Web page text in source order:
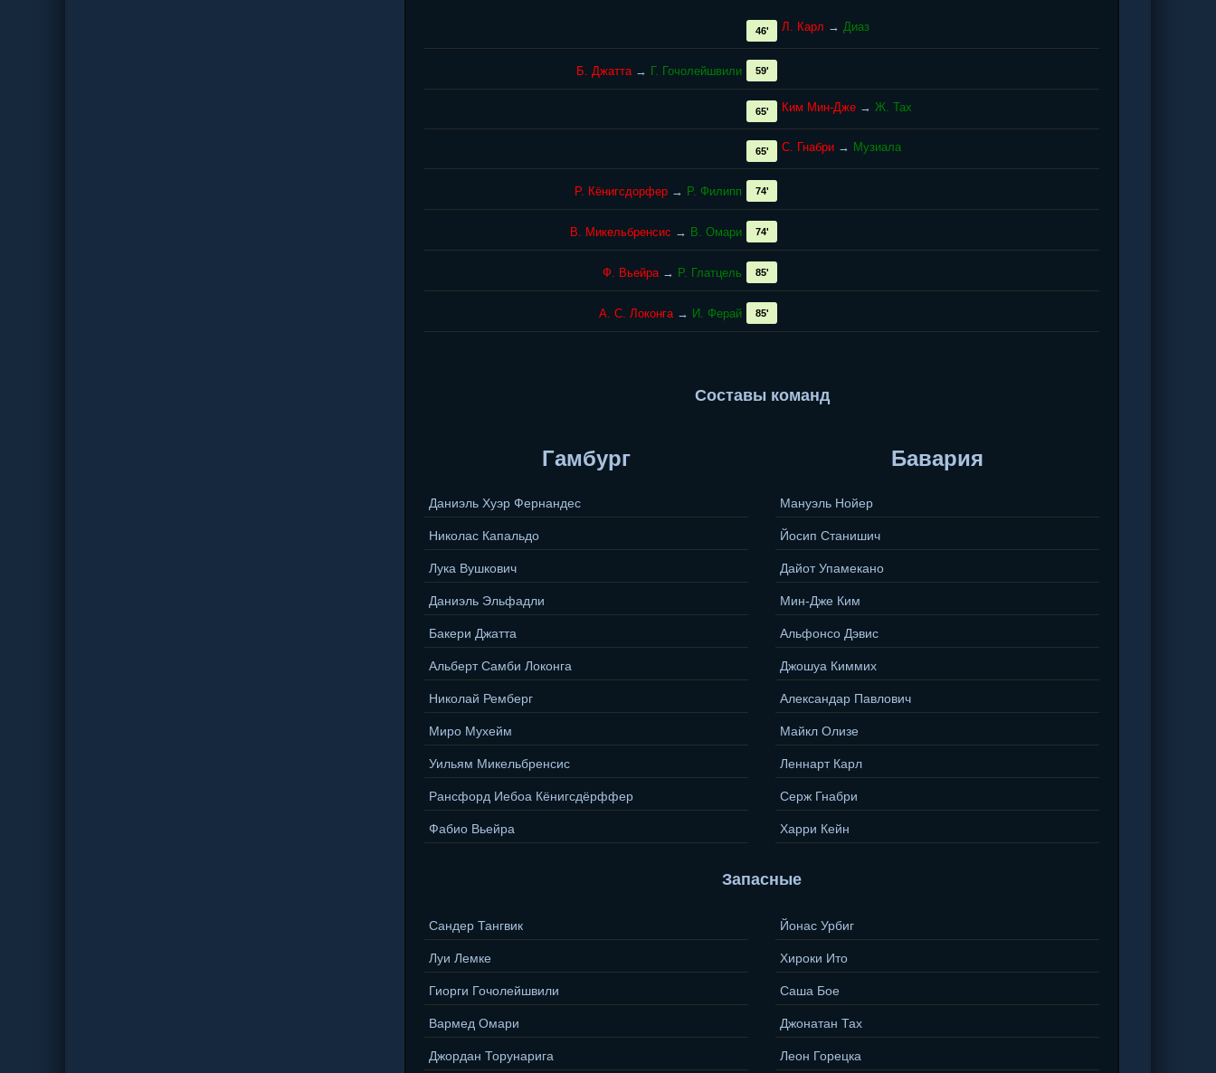
Л. Карл → Диаз
46'
Б. Джатта → Г. Гочолейшвили 59'
Ким Мин-Дже → Ж. Тах
65'
С. Гнабри → Музиала
65'
Р. Кёнигсдорфер → Р. Филипп 74'
В. Микельбренсис → В. Омари 74'
Ф. Вьейра → Р. Глатцель 85'
А. С. Локонга → И. Ферай 85'
Составы команд
Гамбург
Даниэль Хуэр Фернандес
Николас Капальдо
Лука Вушкович
Даниэль Эльфадли
Бакери Джатта
Альберт Самби Локонга
Николай Ремберг
Миро Мухейм
Уильям Микельбренсис
Рансфорд Иебоа Кёнигсдёрффер
Фабио Вьейра
Бавария
Мануэль Нойер
Йосип Станишич
Дайот Упамекано
Мин-Дже Ким
Альфонсо Дэвис
Джошуа Киммих
Александар Павлович
Майкл Олизе
Леннарт Карл
Серж Гнабри
Харри Кейн
Запасные
Сандер Тангвик
Луи Лемке
Гиорги Гочолейшвили
Вармед Омари
Джордан Торунарига
Йонас Урбиг
Хироки Ито
Саша Бое
Джонатан Тах
Леон Горецка